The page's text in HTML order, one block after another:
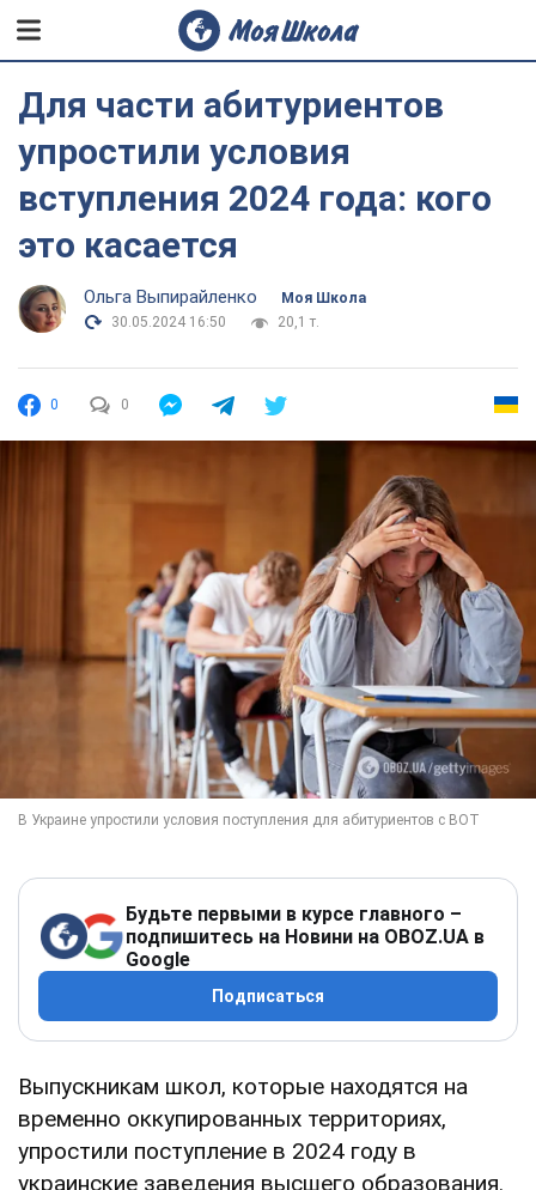
Для части абитуриентов
упростили условия
вступления 2024 года: кого
это касается
Ольга Выпирайленко
Моя Школа
30.05.2024 16:50
20,1 т.
0 0
Будьте первыми в курсе главного –
подпишитесь на Новини на OBOZ.UA в
Google
Подписаться
Выпускникам школ, которые находятся на
временно оккупированных территориях,
упростили поступление в 2024 году в
украинские заведения высшего образования.